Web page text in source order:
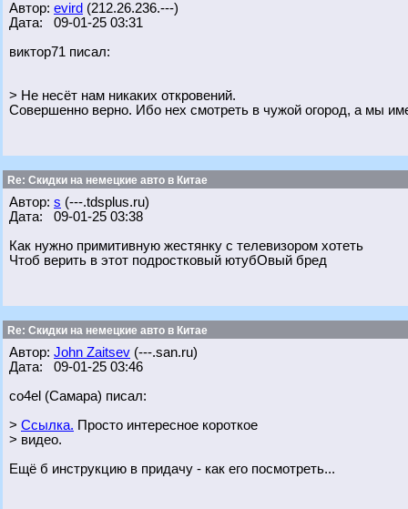
Автор: evird (212.26.236.---)
Дата: 09-01-25 03:31
виктор71 писал:
> Не несёт нам никаких откровений.
Совершенно верно. Ибо нех смотреть в чужой огород, а мы
Re: Скидки на немецкие авто в Китае
Автор: s (---.tdsplus.ru)
Дата: 09-01-25 03:38
Как нужно примитивную жестянку с телевизором хотеть
Чтоб верить в этот подростковый ютубОвый бред
Re: Скидки на немецкие авто в Китае
Автор: John Zaitsev (---.san.ru)
Дата: 09-01-25 03:46
co4el (Самара) писал:
> Ссылка. Просто интересное короткое
> видео.
Ещё б инструкцию в придачу - как его посмотреть...